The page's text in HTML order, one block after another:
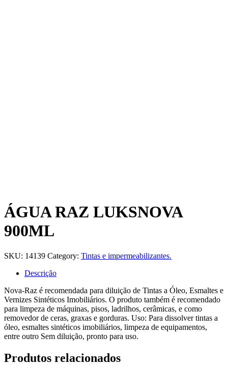
ÁGUA RAZ LUKSNOVA
900ML
SKU: 14139 Category: Tintas e impermeabilizantes.
Descrição
Nova-Raz é recomendada para diluição de Tintas a Óleo, Esmaltes e
Vernizes Sintéticos Imobiliários. O produto também é recomendado
para limpeza de máquinas, pisos, ladrilhos, cerâmicas, e como
removedor de ceras, graxas e gorduras. Uso: Para dissolver tintas a
óleo, esmaltes sintéticos imobiliários, limpeza de equipamentos,
entre outro Sem diluição, pronto para uso.
Produtos relacionados